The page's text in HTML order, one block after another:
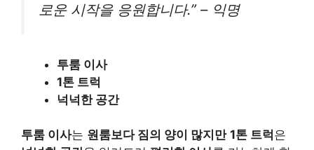
로운 시작을 응원합니다.” – 익명
투룸 이사
1톤 트럭
넉넉한 공간
투룸 이사는 원룸보다 짐의 양이 많지만 1톤 트럭 은